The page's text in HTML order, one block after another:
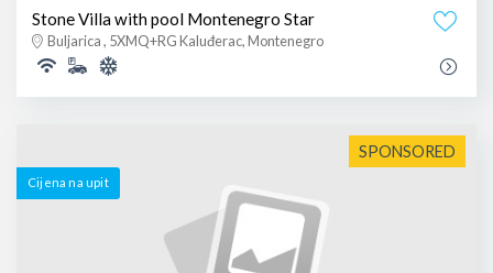
Stone Villa with pool Montenegro Star
Buljarica , 5XMQ+RG Kaluđerac, Montenegro
SPONSORED
Cijena na upit